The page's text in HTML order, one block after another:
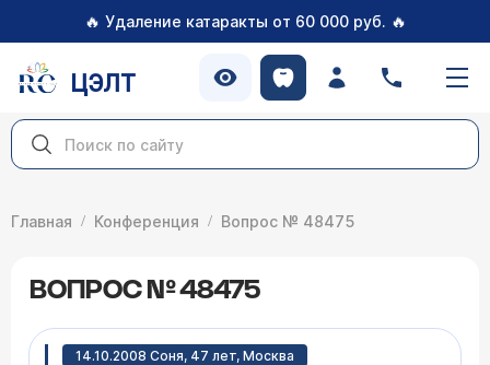
🔥 Удаление катаракты от 60 000 руб. 🔥
ЦЭЛТ
Главная Конференция Вопрос № 48475
ВОПРОС № 48475
14.10.2008 Соня, 47 лет, Москва